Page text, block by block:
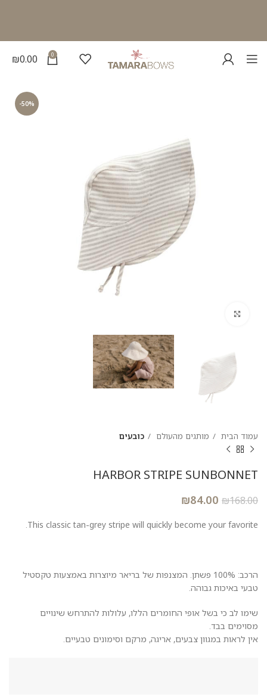
0
₪0.00
-50%
עמוד הבית מותגים מהעולם כובעים
HARBOR STRIPE SUNBONNET
₪168.00
₪84.00
This classic tan-grey stripe will quickly become your favorite.
הרכב: 100% פשתן. המצנפות של בריאר מיוצרות באמצעות טקסטיל
טבעי באיכות גבוהה.
שימו לב כי בשל אופי החומרים הללו, עלולות להתרחש שינויים
מסוימים בבד.
אין לראות במגוון צבעים, אריגה, מרקם וסימונים טבעיים.